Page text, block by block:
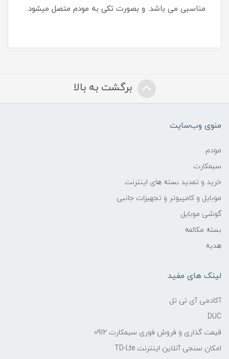
مناسبی می باشد. و بصورت تکی به مودم متصل میشود.
برگشت به بالا
منوی وب‌سایت
مودم
سیمکارت
خرید و تمدید بسته های اینترنت
موبایل و کامپیوتر و تجهیزات جانبی
گوشی موبایل
بسته مکالمه
هدیه
لینک های مفید
آکادمی آی تی تل
DUC
قیمت گذاری و فروش فوری سیمکارت 0912
امکان سنجی آنلاین اینترنت TD-Lte